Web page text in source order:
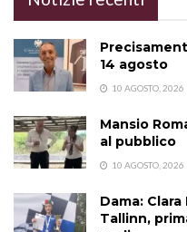
14 agosto
10 AGOSTO, 2026
Mansio
al pubblico
10 AGOSTO, 2026
Dama:
Tallinn,